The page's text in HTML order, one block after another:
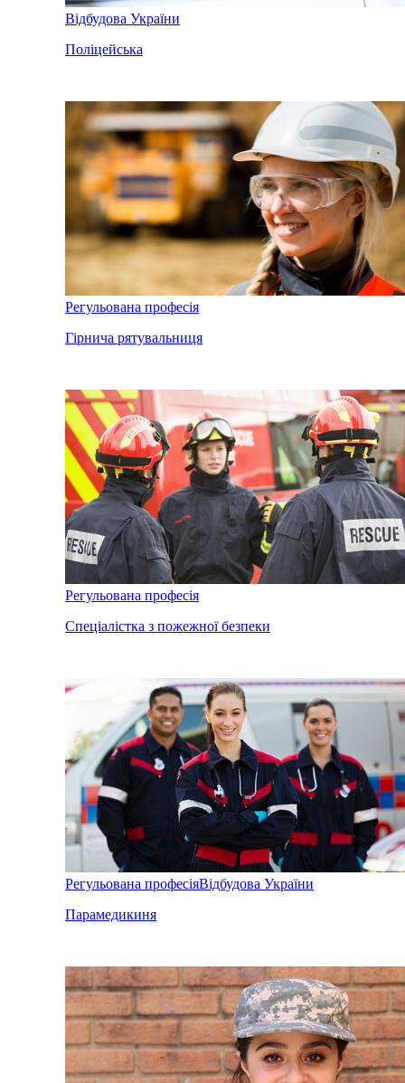
Відбудова України
Поліцейська
Регульована професія
Гірнича рятувальниця
Регульована професія
Спеціалістка з пожежної безпеки
Регульована професіяВідбудова України
Парамедикиня